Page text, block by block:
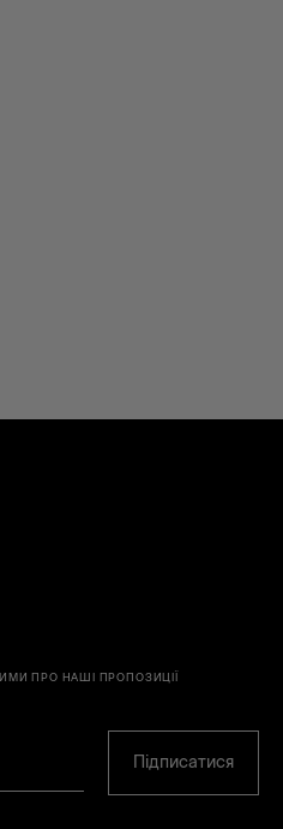
ПРО НАШІ ПРОПОЗИЦІЇ
Підписатися